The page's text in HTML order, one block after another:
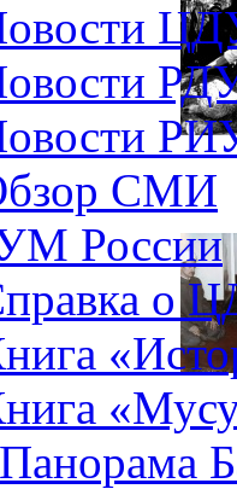
СМИ
России
о